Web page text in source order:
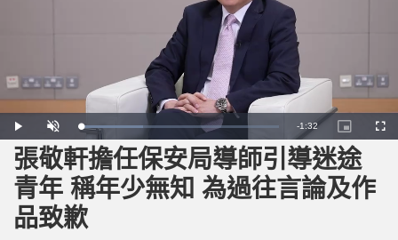
P
l
a
y
U
n
m
u
t
L
o
d
e
d
:
3
R
e
m
-1:32
P
i
c
t
u
e
-
i
F
u
張敬軒擔任保安局導師引導迷途
青年 稱年少無知 為過往言論及作
品致歉